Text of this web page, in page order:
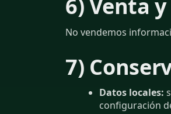
6) Venta
No vendemos
7)
Datos locales:
configuración